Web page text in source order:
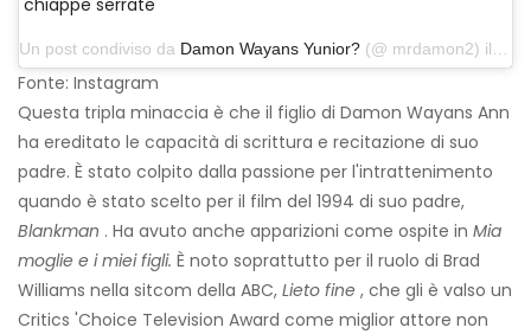
chiappe serrate
Un post condiviso da Damon Wayans Yunior? (@ mrdamon2) il 7 dicembre 2018 alle 21:49 PST
Fonte: Instagram
Questa tripla minaccia è che il figlio di Damon Wayans Ann
ha ereditato le capacità di scrittura e recitazione di suo
padre. È stato colpito dalla passione per l'intrattenimento
quando è stato scelto per il film del 1994 di suo padre,
Blankman . Ha avuto anche apparizioni come ospite in Mia
moglie e i miei figli. È noto soprattutto per il ruolo di Brad
Williams nella sitcom della ABC, Lieto fine , che gli è valso un
Critics 'Choice Television Award come miglior attore non